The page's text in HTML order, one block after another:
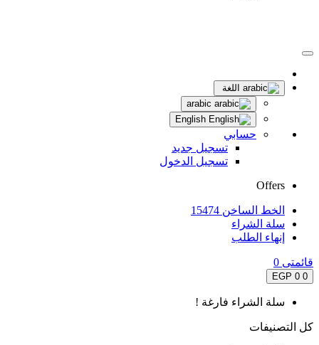
اللغة
حسابي
تسجيل جديد
تسجيل الدخول
Offers
الخط الساخن 15474
سلة الشراء
إنهاء الطلب
قائمتى 0
0
0 EGP
سلة الشراء فارغة !
كل التصنيفات